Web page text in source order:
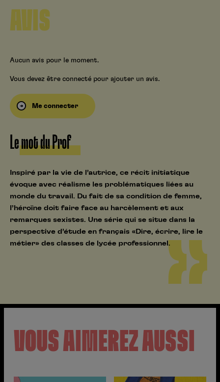
AVIS
Aucun avis pour le moment.
Vous devez être connecté pour ajouter un avis.
Me connecter
Le mot du Prof
Inspiré par la vie de l’autrice, ce récit initiatique
évoque avec réalisme les problématiques liées au
monde du travail. Du fait de sa condition de femme,
l’héroïne doit faire face au harcèlement et aux
remarques sexistes. Une série qui se situe dans la
perspective d’étude en français «Dire, écrire, lire le
métier» des classes de lycée professionnel.
VOUS AIMEREZ AUSSI